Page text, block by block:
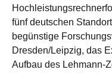
fünf deutschen
begünstige
Dresden/Leipzig, das
Aufbau des Lehmann-